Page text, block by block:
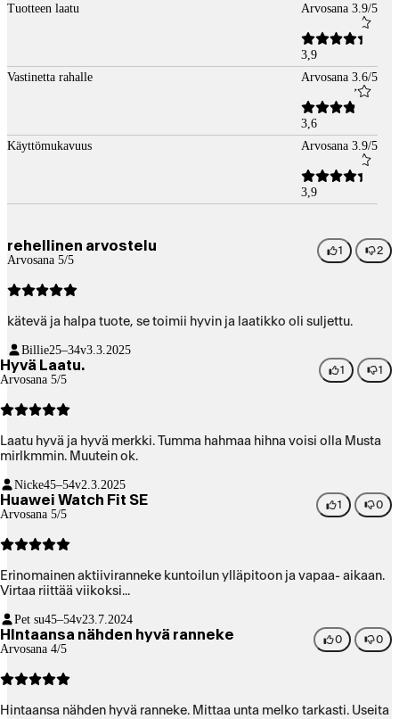
Tuotteen laatu Arvosana 3.9/5
3,9
Vastinetta rahalle
Arvosana 3.6/5
3,6
Käyttömukavuus
Arvosana 3.9/5
3,9
rehellinen arvostelu
Arvosana 5/5
1 2
kätevä ja halpa tuote, se toimii hyvin ja laatikko oli suljettu.
Billie25–34v3.3.2025
Hyvä Laatu.
Arvosana 5/5
1 1
Laatu hyvä ja hyvä merkki. Tumma hahmaa hihna voisi olla Musta
mirlkmmin. Muutein ok.
Nicke45–54v2.3.2025
Huawei Watch Fit SE
Arvosana 5/5
1 0
Erinomainen aktiiviranneke kuntoilun ylläpitoon ja vapaa- aikaan.
Virtaa riittää viikoksi...
Pet su45–54v23.7.2024
HIntaansa nähden hyvä ranneke
Arvosana 4/5
0 0
Hintaansa nähden hyvä ranneke. Mittaa unta melko tarkasti. Useita